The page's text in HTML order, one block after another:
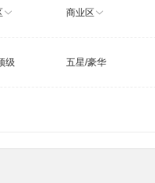
商业区
级 五星/豪华